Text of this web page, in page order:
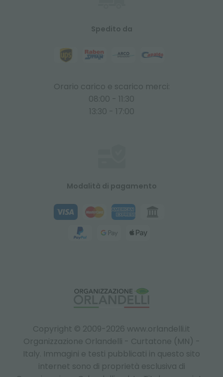
Copyright © 2009-2026 www.orlandelli.it
Organizzazione Orlandelli - Curtatone (MN) -
Italy. Immagini e testi pubblicati in questo sito
internet sono di proprietà esclusiva di
Spedito da
Orario carico e scarico merci:
08:00 - 11:30
13:30 - 17:00
Modalità di pagamento